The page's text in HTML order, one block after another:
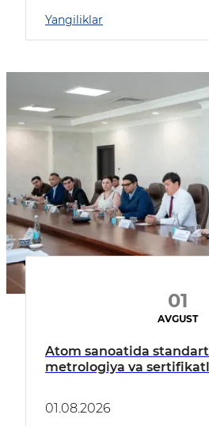
Yangiliklar
01
AVGUST
Atom sanoatida
metrologiya va
01.08.2026